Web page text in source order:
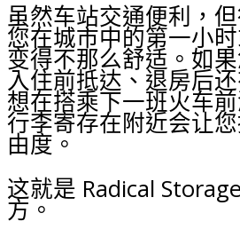
虽然车站交通便利，
您在城市中的第一小
变得不那么舒适。如
入住前抵达、退房后
想在搭乘下一班火车
行李寄存在附近会让
由度。
这就是 Radical
方。